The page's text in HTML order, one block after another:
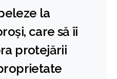
la
care să îi
protejării